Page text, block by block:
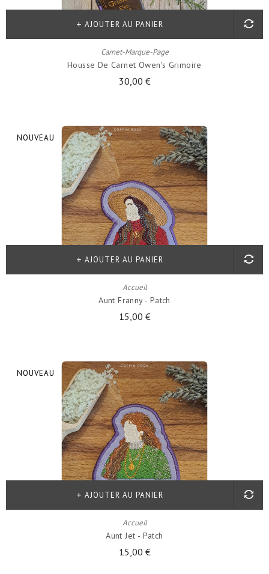
Carnet-Marque-Page
Housse De Carnet Owen's Grimoire
30,00 €
AJOUTER AU PANIER
NOUVEAU
Accueil
Aunt Franny - Patch
15,00 €
AJOUTER AU PANIER
NOUVEAU
Accueil
Aunt Jet - Patch
15,00 €
AJOUTER AU PANIER